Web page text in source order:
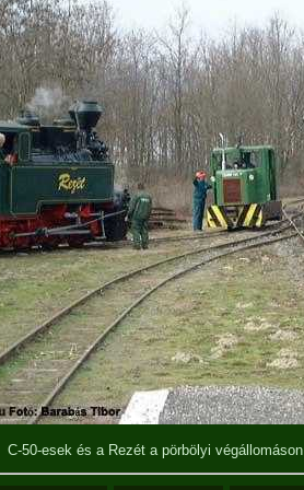
C-50-esek és a Rezét a pörbölyi végállomáson